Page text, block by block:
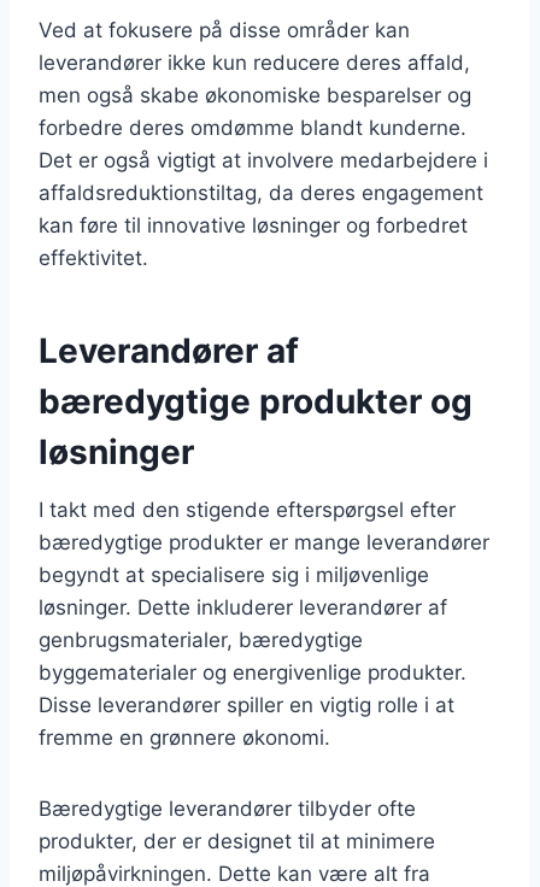
Ved at fokusere på disse områder kan
leverandører ikke kun reducere deres affald,
men også skabe økonomiske besparelser og
forbedre deres omdømme blandt kunderne.
Det er også vigtigt at involvere medarbejdere i
affaldsreduktionstiltag, da deres engagement
kan føre til innovative løsninger og forbedret
effektivitet.
Leverandører af
bæredygtige produkter og
løsninger
I takt med den stigende efterspørgsel efter
bæredygtige produkter er mange leverandører
begyndt at specialisere sig i miljøvenlige
løsninger. Dette inkluderer leverandører af
genbrugsmaterialer, bæredygtige
byggematerialer og energivenlige produkter.
Disse leverandører spiller en vigtig rolle i at
fremme en grønnere økonomi.
Bæredygtige leverandører tilbyder ofte
produkter, der er designet til at minimere
miljøpåvirkningen. Dette kan være alt fra